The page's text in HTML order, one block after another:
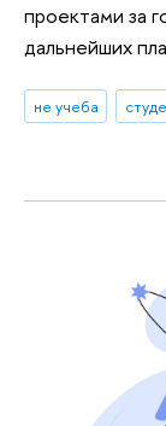
проектами за
дальнейших
не учеба